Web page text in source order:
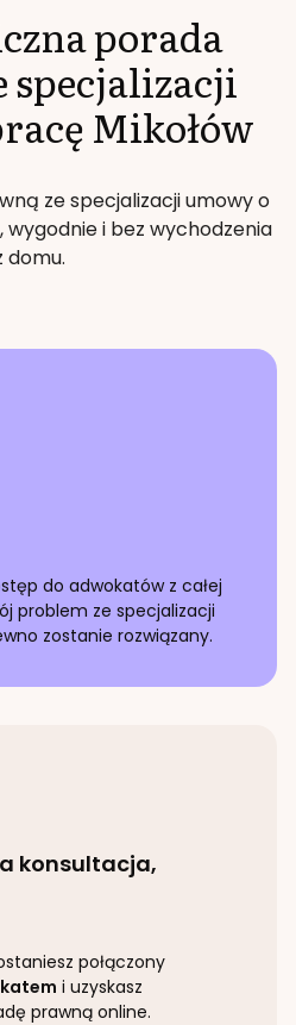
porada
specjalizacji
Mikołów
ze specjalizacjiumowy o
wygodnie i bez wychodzenia
domu.
do adwokatów z całej
problem ze specjalizacji
zostanie rozwiązany.
konsultacja,
połączony
i uzyskasz
prawną online.